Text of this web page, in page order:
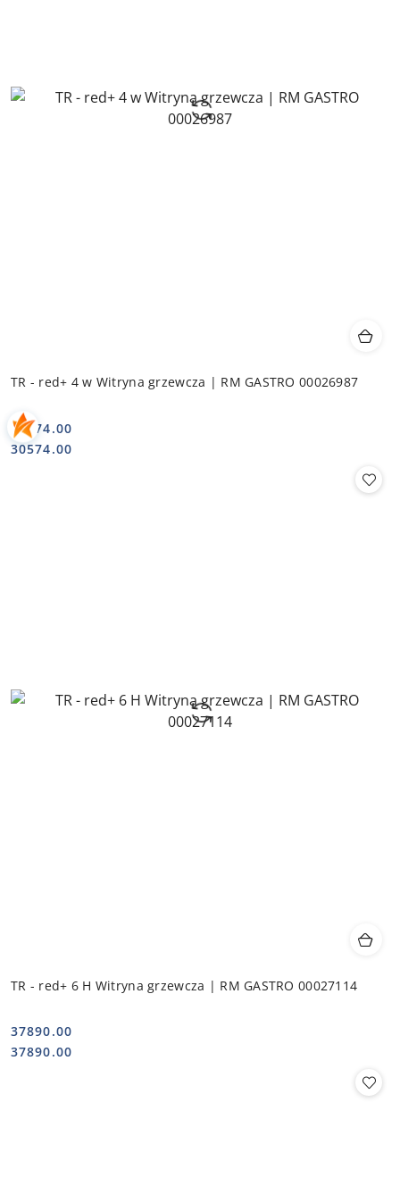
TR - red+ 4 w Witryna grzewcza | RM GASTRO 00026987
Cena:
30574.00
Cena:
30574.00
TR - red+ 6 H Witryna grzewcza | RM GASTRO 00027114
Cena:
37890.00
Cena:
37890.00